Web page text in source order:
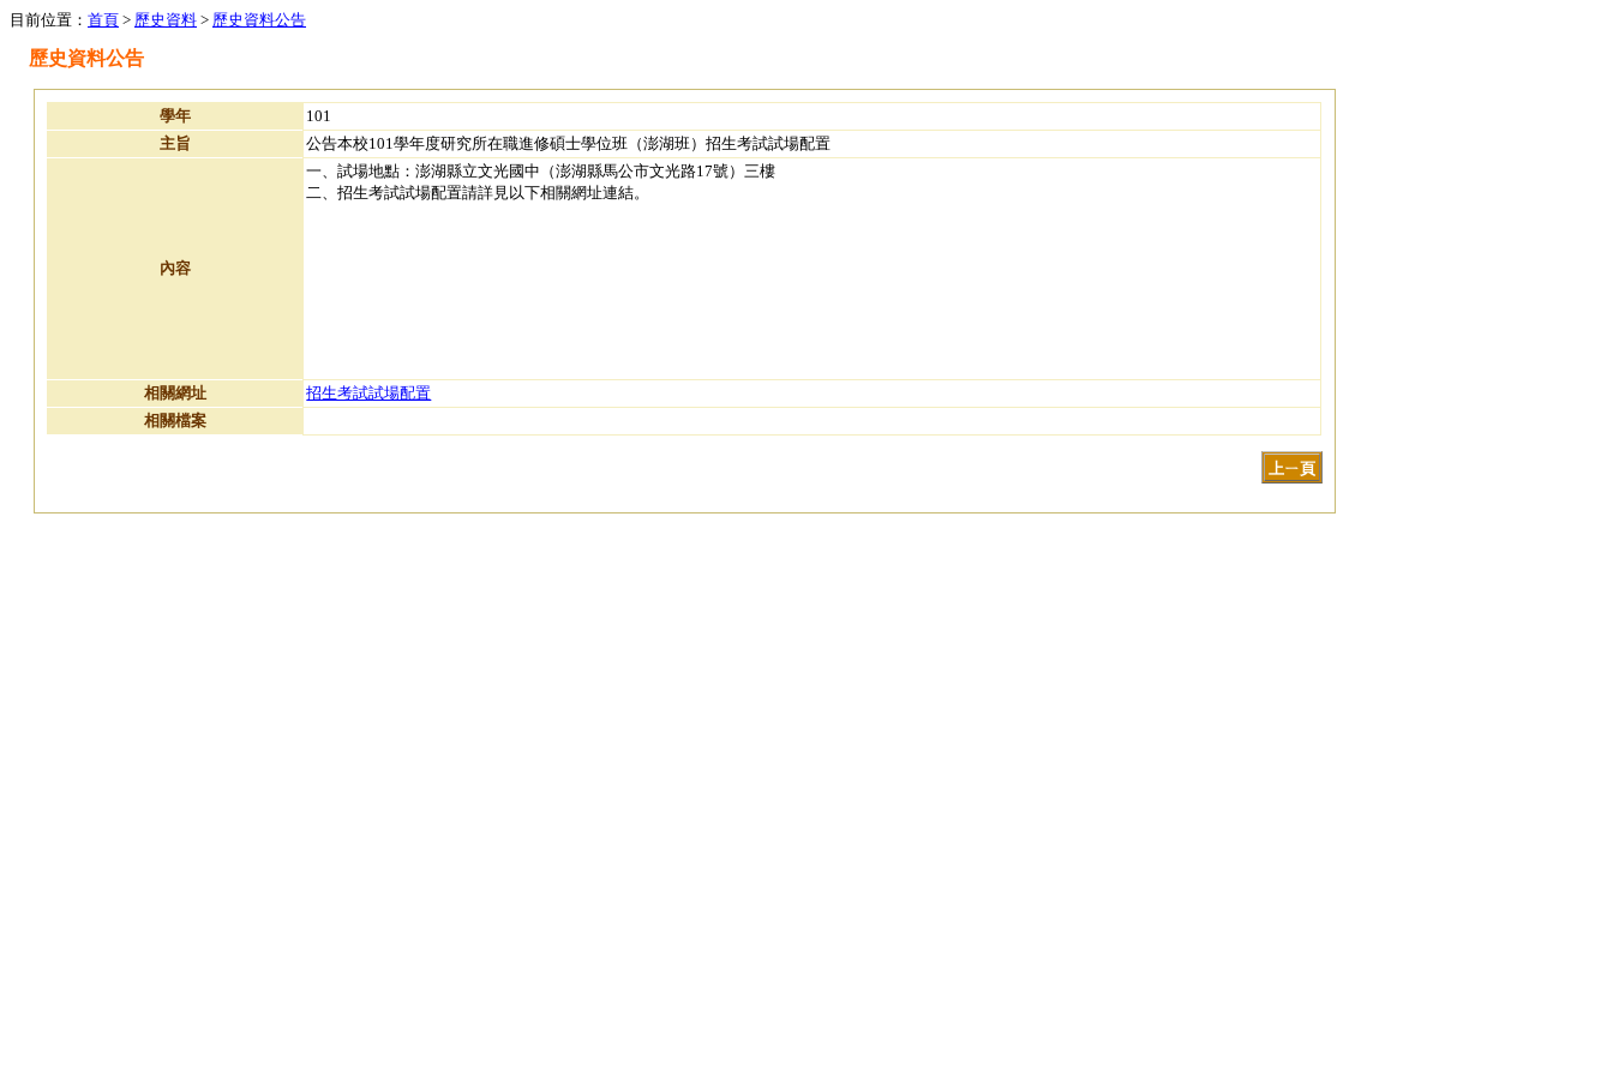
目前位置： 首頁 > 歷史資料 > 歷史資料公告
歷史資料公告
學年
101
主旨
公告本校101學年度研究所在職進修碩士學位班（澎湖班）招生考試試場配置
內容
一、試場地點：澎湖縣立文光國中（澎湖縣馬公市文光路17號）三樓
二、招生考試試場配置請詳見以下相關網址連結。
相關網址
招生考試試場配置
相關檔案